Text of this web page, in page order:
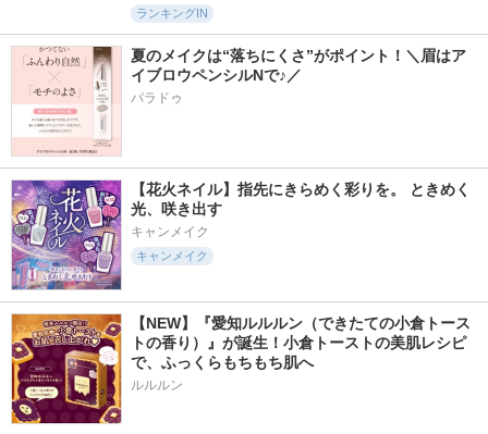
ランキングIN
夏のメイクは“落ちにくさ”がポイント！＼眉はア
イブロウペンシルNで♪／
パラドゥ
【花火ネイル】指先にきらめく彩りを。 ときめく
光、咲き出す
キャンメイク
キャンメイク
【NEW】『愛知ルルルン（できたての小倉トース
トの香り）』が誕生！小倉トーストの美肌レシピ
で、ふっくらもちもち肌へ
ルルルン